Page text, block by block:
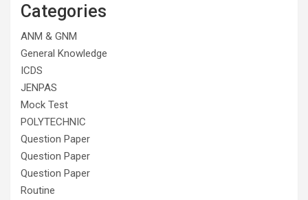
Categories
ANM & GNM
General Knowledge
ICDS
JENPAS
Mock Test
POLYTECHNIC
Question Paper
Question Paper
Question Paper
Routine